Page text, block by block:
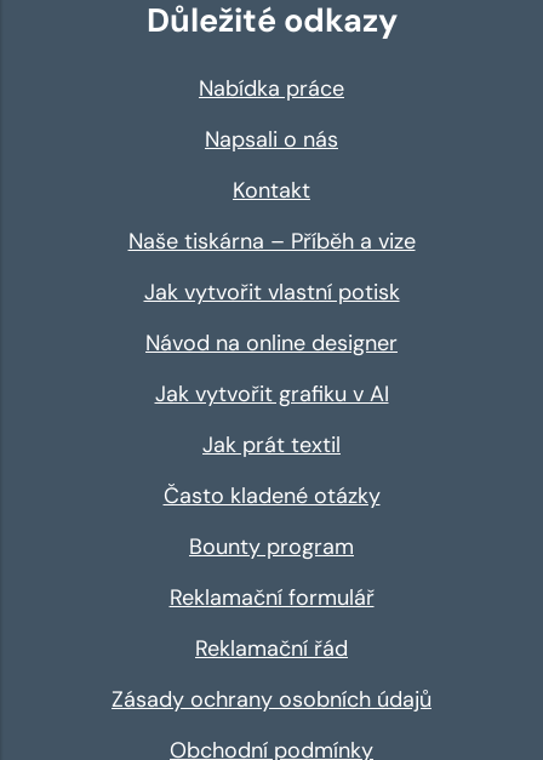
Důležité odkazy
Nabídka práce
Napsali o nás
Kontakt
Naše tiskárna – Příběh a vize
Jak vytvořit vlastní potisk
Návod na online designer
Jak vytvořit grafiku v AI
Jak prát textil
Často kladené otázky
Bounty program
Reklamační formulář
Reklamační řád
Zásady ochrany osobních údajů
Obchodní podmínky